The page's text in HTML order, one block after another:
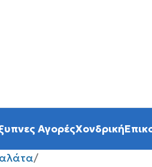
ΑγορέςΧονδρική